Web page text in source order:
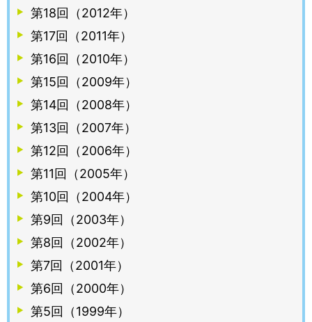
第18回（2012年）
第17回（2011年）
第16回（2010年）
第15回（2009年）
第14回（2008年）
第13回（2007年）
第12回（2006年）
第11回（2005年）
第10回（2004年）
第9回（2003年）
第8回（2002年）
第7回（2001年）
第6回（2000年）
第5回（1999年）